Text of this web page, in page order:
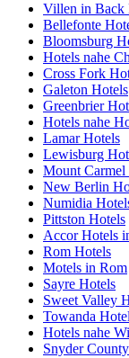
Villen in Back
Bellefonte
Bloomsburg
Hotels nahe
Cross Fork
Galeton Hotels
Greenbrier
Hotels nahe
Lamar Hotels
Lewisburg
Mount Carmel
New Berlin
Numidia
Pittston Hotels
Accor Hotels
Rom Hotels
Motels in Rom
Sayre Hotels
Sweet Valley
Towanda
Hotels nahe
Snyder